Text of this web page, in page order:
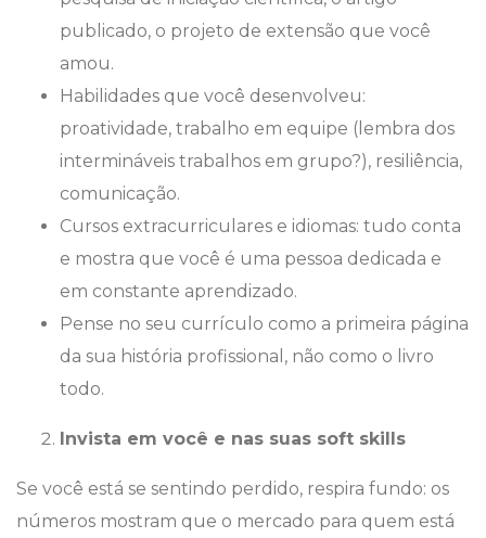
publicado, o projeto de extensão que você
amou.
Habilidades que você desenvolveu:
proatividade, trabalho em equipe (lembra dos
intermináveis trabalhos em grupo?), resiliência,
comunicação.
Cursos extracurriculares e idiomas: tudo conta
e mostra que você é uma pessoa dedicada e
em constante aprendizado.
Pense no seu currículo como a primeira página
da sua história profissional, não como o livro
todo.
Invista em você e nas suas soft skills
Se você está se sentindo perdido, respira fundo: os
números mostram que o mercado para quem está